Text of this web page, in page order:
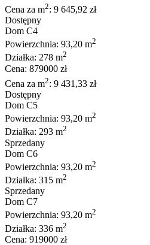
Cena za m2: 9 645,92 zł
Dostępny
Dom C4
Powierzchnia: 93,20 m2
Działka: 278 m2
Cena: 879000 zł
Cena za m2: 9 431,33 zł
Dostępny
Dom C5
Powierzchnia: 93,20 m2
Działka: 293 m2
Sprzedany
Dom C6
Powierzchnia: 93,20 m2
Działka: 315 m2
Sprzedany
Dom C7
Powierzchnia: 93,20 m2
Działka: 336 m2
Cena: 919000 zł